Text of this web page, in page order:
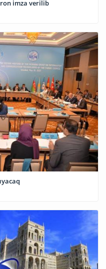
imza verilib